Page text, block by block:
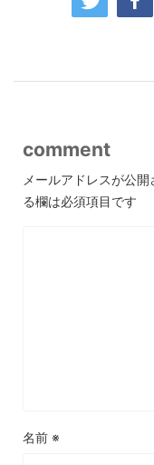
comment
メールアドレスが公開
る欄は必須項目です
名前 ※